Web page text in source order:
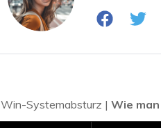
Win-Systemabsturz | Wie